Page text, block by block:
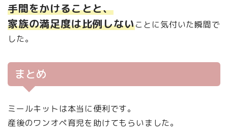
手間をかけることと、
家族の満足度は比例しないことに気付いた瞬間で
した。
まとめ
ミールキットは本当に便利です。
産後のワンオペ育児を助けてもらいました。